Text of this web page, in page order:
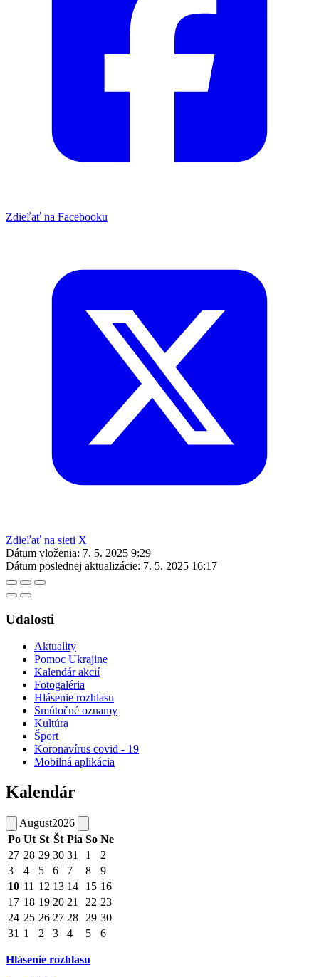
Zdieľať na Facebooku
Zdieľať na sieti X
Dátum vloženia: 7. 5. 2025 9:29
Dátum poslednej aktualizácie: 7. 5. 2025 16:17
Udalosti
Aktuality
Pomoc Ukrajine
Kalendár akcií
Fotogaléria
Hlásenie rozhlasu
Smútočné oznamy
Kultúra
Šport
Koronavírus covid - 19
Mobilná aplikácia
Kalendár
August2026
Po Ut St Št Pia So Ne
27 28 29 30 31 1
2
3
4 5 6 7 8
9
10 11 12 13 14 15 16
17 18 19 20 21 22 23
24 25 26 27 28 29 30
31 1 2 3 4 5 6
Hlásenie rozhlasu